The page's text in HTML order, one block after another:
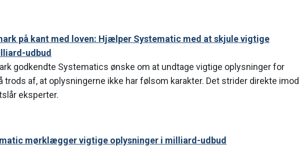
på kant med loven: Hjælper Systematic med at skjule vigtige
udbud
godkendte Systematics ønske om at undtage vigtige oplysninger for
trods af, at oplysningerne ikke har følsom karakter. Det strider direkte imod
eksperter.
mørklægger vigtige oplysninger i milliard-udbud